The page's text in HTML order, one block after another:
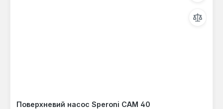
Поверхневий насос Speroni CAM 40